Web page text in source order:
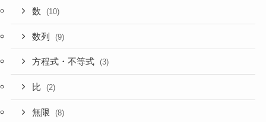
数 (10)
数列 (9)
方程式・不等式 (3)
比 (2)
無限 (8)